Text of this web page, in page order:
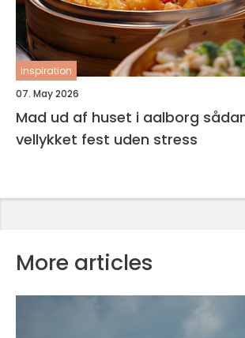
inspiration
07. May 2026
Mad ud af huset i aalborg sådan får du en
vellykket fest uden stress
More articles